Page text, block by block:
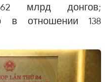
млрд донгов;
в отношении 138